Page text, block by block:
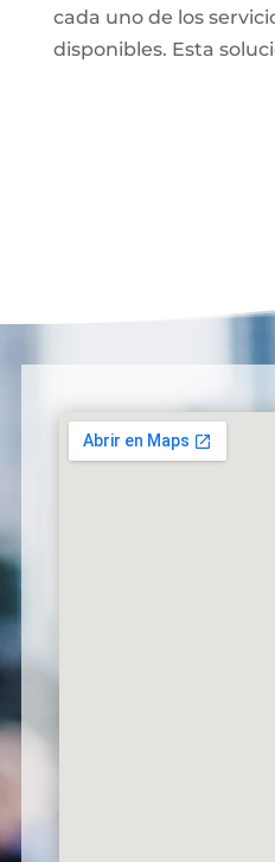
cada uno de los
disponibles. Esta